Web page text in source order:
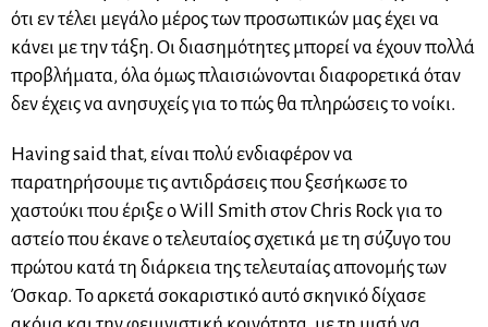
ότι εν τέλει μεγάλο μέρος των προσωπικών μας έχει να
κάνει με την τάξη. Οι διασημότητες μπορεί να έχουν πολλά
προβλήματα, όλα όμως πλαισιώνονται διαφορετικά όταν
δεν έχεις να ανησυχείς για το πώς θα πληρώσεις το νοίκι.
Having said that, είναι πολύ ενδιαφέρον να
παρατηρήσουμε τις αντιδράσεις που ξεσήκωσε το
χαστούκι που έριξε ο Will Smith στον Chris Rock για το
αστείο που έκανε ο τελευταίος σχετικά με τη σύζυγο του
πρώτου κατά τη διάρκεια της τελευταίας απονομής των
Όσκαρ. Το αρκετά σοκαριστικό αυτό σκηνικό δίχασε